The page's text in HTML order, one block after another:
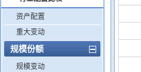
资产配置
重大变动
规模份额
规模变动